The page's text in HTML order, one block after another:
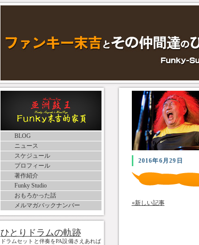
BLOG
ニュース
スケジュール
プロフィール
著作紹介
Funky Studio
おもろかった話
メルマガバックナンバー
ひとりドラムの軌跡
ドラムセットと伴奏をPA設備さえあれば
2016年6月29日
«新しい記事